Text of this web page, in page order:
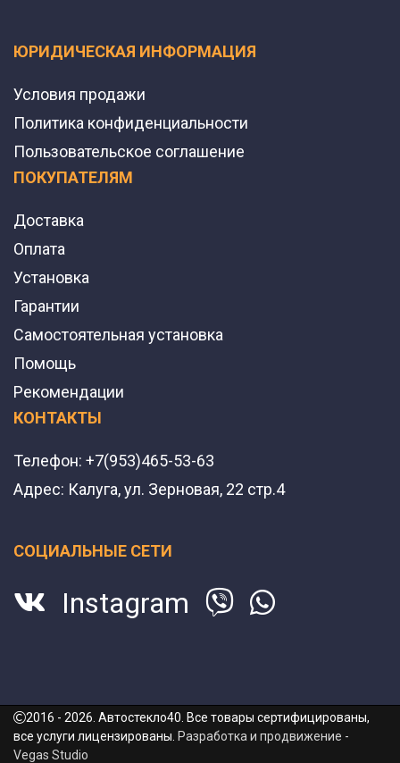
ЮРИДИЧЕСКАЯ ИНФОРМАЦИЯ
Условия продажи
Политика конфиденциальности
Пользовательское соглашение
ПОКУПАТЕЛЯМ
Доставка
Оплата
Установка
Гарантии
Самостоятельная установка
Помощь
Рекомендации
КОНТАКТЫ
Телефон: +7(953)465-53-63
Адрес: Калуга, ул. Зерновая, 22 стр.4
СОЦИАЛЬНЫЕ СЕТИ
Instagram
2016 - 2026. Автостекло40. Все товары сертифицированы,
все услуги лицензированы. Разработка и продвижение -
Vegas Studio